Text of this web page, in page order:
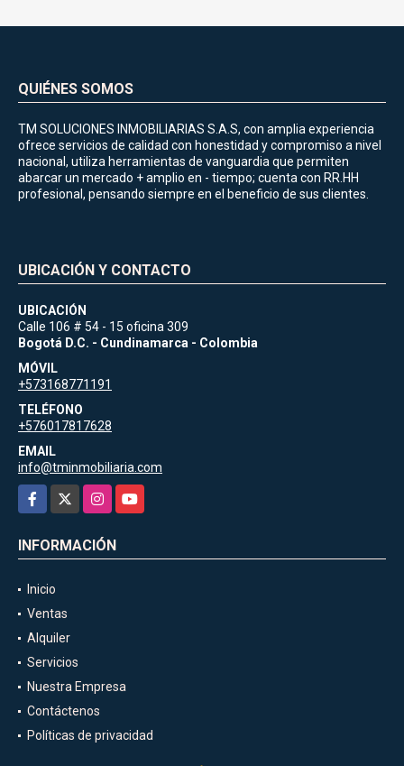
QUIÉNES SOMOS
TM SOLUCIONES INMOBILIARIAS S.A.S, con amplia experiencia
ofrece servicios de calidad con honestidad y compromiso a nivel
nacional, utiliza herramientas de vanguardia que permiten
abarcar un mercado + amplio en - tiempo; cuenta con RR.HH
profesional, pensando siempre en el beneficio de sus clientes.
UBICACIÓN Y CONTACTO
UBICACIÓN
Calle 106 # 54 - 15 oficina 309
Bogotá D.C. - Cundinamarca - Colombia
MÓVIL
+573168771191
TELÉFONO
+576017817628
EMAIL
info@tminmobiliaria.com
Facebook
InstagramYouTube
INFORMACIÓN
Inicio
Ventas
Alquiler
Servicios
Nuestra Empresa
Contáctenos
Políticas de privacidad